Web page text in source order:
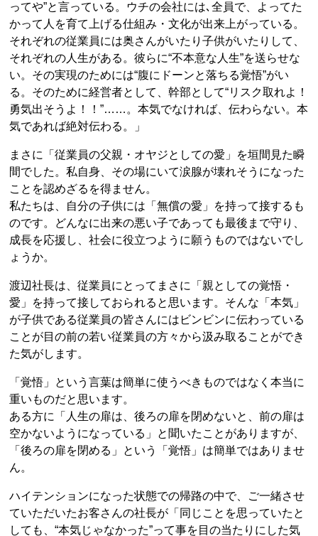
ってや”と言っている。ウチの会社には､全員で、よってた
かって人を育て上げる仕組み・文化が出来上がっている。
それぞれの従業員には奥さんがいたり子供がいたりして、
それぞれの人生がある。彼らに“不本意な人生”を送らせな
い。その実現のためには“腹にドーンと落ちる覚悟”がい
る。そのために経営者として、幹部として“リスク取れよ！
勇気出そうよ！！”……。本気でなければ、伝わらない。本
気であれば絶対伝わる。」
まさに「従業員の父親・オヤジとしての愛」を垣間見た瞬
間でした。私自身、その場にいて涙腺が壊れそうになった
ことを認めざるを得ません。
私たちは、自分の子供には「無償の愛」を持って接するも
のです。どんなに出来の悪い子であっても最後まで守り、
成長を応援し、社会に役立つように願うものではないでし
ょうか。
渡辺社長は、従業員にとってまさに「親としての覚悟・
愛」を持って接しておられると思います。そんな「本気」
が子供である従業員の皆さんにはビンビンに伝わっている
ことが目の前の若い従業員の方々から汲み取ることができ
た気がします。
「覚悟」という言葉は簡単に使うべきものではなく本当に
重いものだと思います。
ある方に「人生の扉は、後ろの扉を閉めないと、前の扉は
空かないようになっている」と聞いたことがありますが、
「後ろの扉を閉める」という「覚悟」は簡単ではありませ
ん。
ハイテンションになった状態での帰路の中で、ご一緒させ
ていただいたお客さんの社長が「同じことを思っていたと
しても、“本気じゃなかった”って事を目の当たりにした気